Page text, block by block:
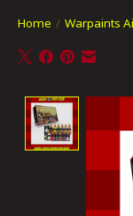
Home / Warpaints